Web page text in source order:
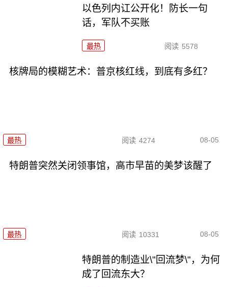
以色列内讧公开化！防长一句
话，军队不买账
最热 阅读 5578
核牌局的模糊艺术：普京核红线，到底有多红？
最热 阅读 4274 08-05
特朗普突然关闭领事馆，高市早苗的美梦该醒了
最热 阅读 10331 08-05
特朗普的制造业\"回流梦\"，为何
成了回流东大？